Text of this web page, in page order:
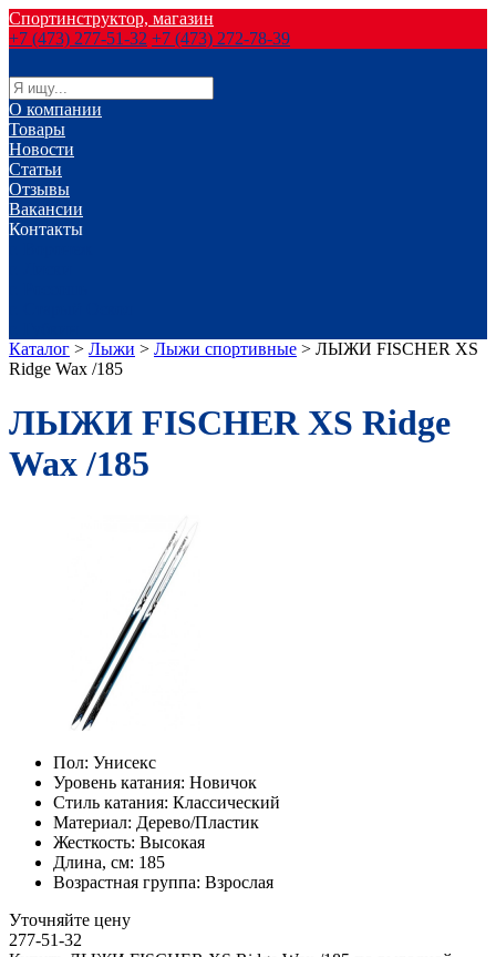
Спортинструктор, магазин
+7 (473) 277-51-32 +7 (473) 272-78-39
О компании
Товары
Новости
Статьи
Отзывы
Вакансии
Контакты
Каталог > Лыжи > Лыжи спортивные > ЛЫЖИ FISCHER XS
Ridge Wax /185
ЛЫЖИ FISCHER XS Ridge
Wax /185
Пол: Унисекс
Уровень катания: Новичок
Стиль катания: Классический
Материал: Дерево/Пластик
Жесткость: Высокая
Длина, см: 185
Возрастная группа: Взрослая
Уточняйте цену
277-51-32